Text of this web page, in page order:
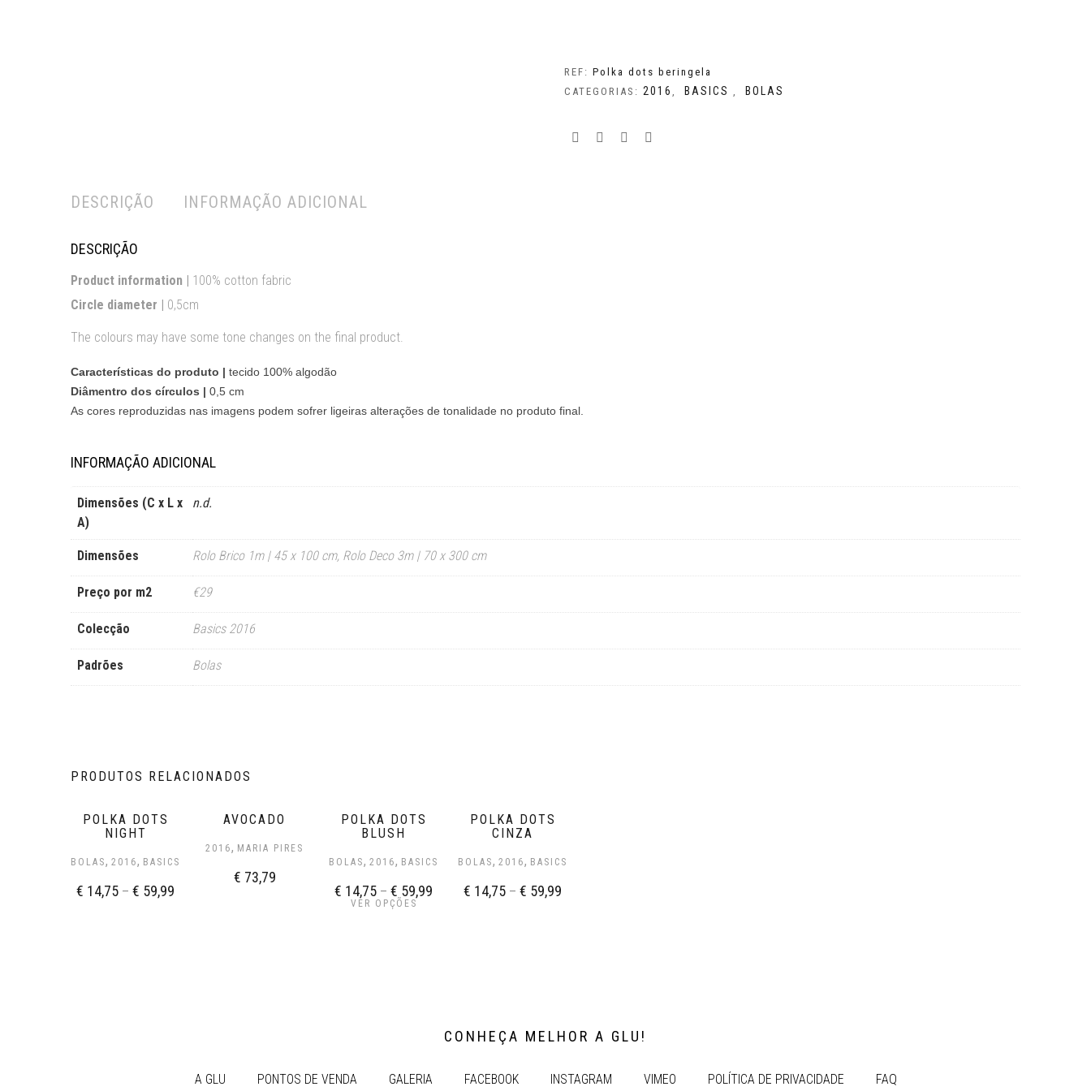
REF:Polka dots beringela
CATEGORIAS:2016 , BASICS , BOLAS
DESCRIÇÃO INFORMAÇÃO ADICIONAL
DESCRIÇÃO
Product information | 100% cotton fabric
Circle diameter | 0,5cm
The colours may have some tone changes on the final product.
Características do produto | tecido 100% algodão
Diâmentro dos círculos | 0,5 cm
As cores reproduzidas nas imagens podem sofrer ligeiras alterações de tonalidade no produto final.
INFORMAÇÃO ADICIONAL
Dimensões (C x L x
A)
n.d.
Dimensões Rolo Brico 1m | 45 x 100 cm, Rolo Deco 3m | 70 x 300 cm
Preço por m2 €29
Colecção Basics 2016
Padrões Bolas
PRODUTOS RELACIONADOS
POLKA DOTS
NIGHT
BOLAS,2016, BASICS
€ 14,75 –€ 59,99
AVOCADO
2016, MARIA PIRES
€ 73,79
POLKA DOTS
BLUSH
BOLAS,2016, BASICS
€ 14,75 –€ 59,99
VER OPÇÕES
POLKA DOTS
CINZA
BOLAS,2016, BASICS
€ 14,75 –€ 59,99
CONHEÇA MELHOR A GLU!
A GLU PONTOS DE VENDA GALERIA FACEBOOK INSTAGRAM VIMEO POLÍTICA DE PRIVACIDADE FAQ